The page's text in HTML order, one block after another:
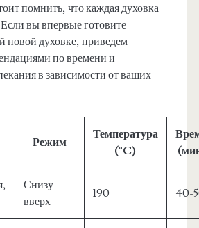
помнить, что каждая духовка
вы впервые готовите
новой духовке, приведем
по времени и
в зависимости от ваших
Режим
Температура
(°C)
Снизу-
вверх
190 40-